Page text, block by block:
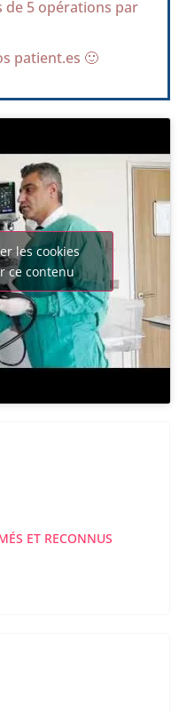
de 5 opérations par
nos patient.es 🙂
les cookies
ce contenu
ET RECONNUS